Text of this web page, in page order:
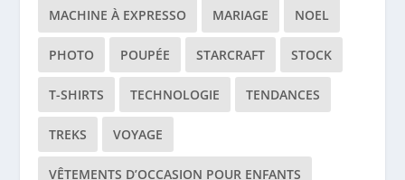
MACHINE À EXPRESSO MARIAGE NOEL
PHOTO POUPÉE STARCRAFT STOCK
T-SHIRTS TECHNOLOGIE TENDANCES
TREKS VOYAGE
VÊTEMENTS D’OCCASION POUR ENFANTS